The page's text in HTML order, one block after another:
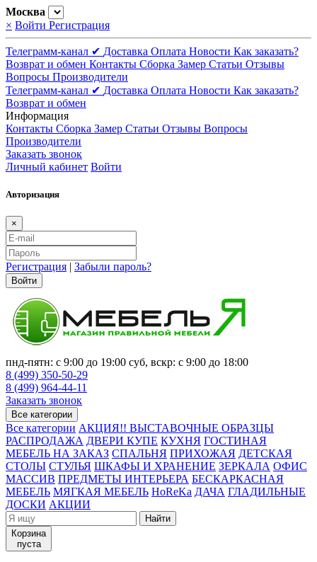
Москва
× Войти Регистрация
Телеграмм-канал ✔ Доставка Оплата Новости Как заказать?
Возврат и обмен Контакты Сборка Замер Статьи Отзывы
Вопросы Производители
Телеграмм-канал ✔ Доставка Оплата Новости Как заказать?
Возврат и обмен
Информация
Контакты Сборка Замер Статьи Отзывы Вопросы
Производители
Заказать звонок
Личный кабинет Войти
Авторизация
×
Регистрация | Забыли пароль?
Войти
пнд-пятн: с 9:00 до 19:00 суб, вскр: с 9:00 до 18:00
8 (499) 350-50-29
8 (499) 964-44-11
Заказать звонок
Все категории
Все категории АКЦИЯ!! ВЫСТАВОЧНЫЕ ОБРАЗЦЫ
РАСПРОДАЖА ДВЕРИ КУПЕ КУХНЯ ГОСТИНАЯ
МЕБЕЛЬ НА ЗАКАЗ СПАЛЬНЯ ПРИХОЖАЯ ДЕТСКАЯ
СТОЛЫ СТУЛЬЯ ШКАФЫ И ХРАНЕНИЕ ЗЕРКАЛА ОФИС
МАССИВ ПРЕДМЕТЫ ИНТЕРЬЕРА БЕСКАРКАСНАЯ
МЕБЕЛЬ МЯГКАЯ МЕБЕЛЬ HoReKa ДАЧА ГЛАДИЛЬНЫЕ
ДОСКИ АКЦИИ
Найти
Корзина
пуста